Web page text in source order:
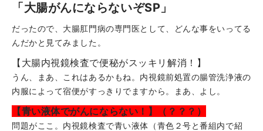
「大腸がんにならないぞSP」
だったので、大腸肛門病の専門医として、どんな事をいってる
んだかと見てみました。
【大腸内視鏡検査で便秘がスッキリ解消！】
うん、まあ、これはあるかもね。内視鏡前処置の腸管洗浄液の
内服によって宿便がすっきりでますから。まあ、よし。
【青い液体でがんにならない！】（？？？）
問題がここ。内視鏡検査で青い液体（青色２号と番組内で紹